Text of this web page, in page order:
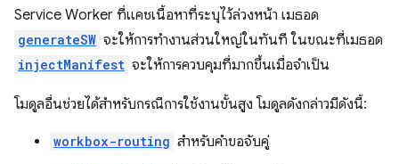
Service Worker ที่แคชเนื้อหาที่ระบุไว้ล่วงหน้า เมธอด
generateSW จะให้การทำงานส่วนใหญ่ในทันที ในขณะที่เมธอด
injectManifest จะให้การควบคุมที่มากขึ้นเมื่อจำเป็น
โมดูลอื่นช่วยได้สำหรับกรณีการใช้งานขั้นสูง โมดูลดังกล่าวมีดังนี้:
workbox-routing สำหรับคำขอจับคู่